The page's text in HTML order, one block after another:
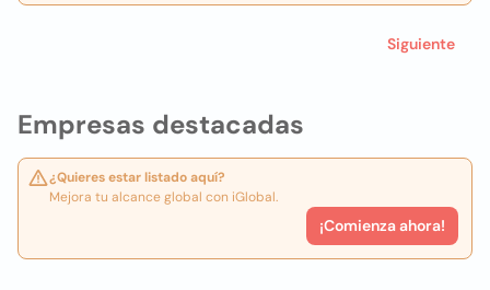
Empresas destacadas
¿Quieres estar listado aquí?
Mejora tu alcance global con iGlobal.
¡Comienza ahora!
Siguiente